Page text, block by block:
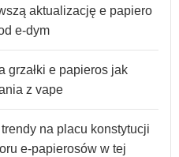
aktualizację e papiero
e-dym
grzałki e papieros jak
z vape
na placu konstytucji
e-papierosów w tej